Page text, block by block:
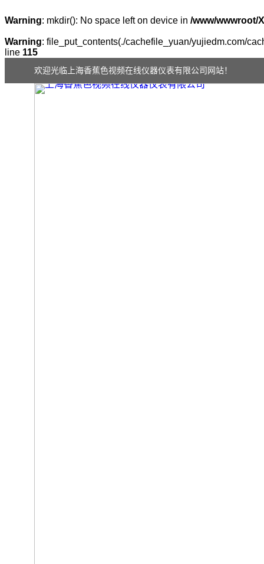
Warning: mkdir(): No space left on device in /www/wwwroot/
Warning: file_put_contents(./cachefile_yuan/yujiedm.com/
line 115
欢迎光临上海香蕉色视频在线仪器仪表有限公司网站！